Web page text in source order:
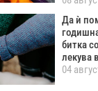
Да ѝ
битка
лекува
04